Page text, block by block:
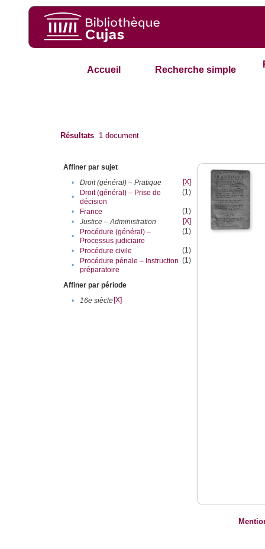
Accueil Recherche simple
Résultats 1 document
Affiner par sujet
•
Droit (général) – Pratique
[X]
•
Droit (général) – Prise de
décision
(1)
• France
(1)
•
Justice – Administration
[X]
•
Procédure (général) –
Processus judiciaire
(1)
• Procédure civile
(1)
•
Procédure pénale – Instruction
préparatoire
(1)
Affiner par période
•
16e siècle[X]